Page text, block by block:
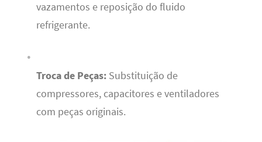
vazamentos e reposição do fluido
refrigerante.
Troca de Peças:Substituição de
compressores, capacitores e ventiladores
com peças originais.